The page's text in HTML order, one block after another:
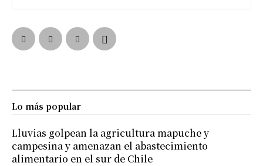
Lo más popular
Lluvias golpean la agricultura mapuche y
campesina y amenazan el abastecimiento
alimentario en el sur de Chile